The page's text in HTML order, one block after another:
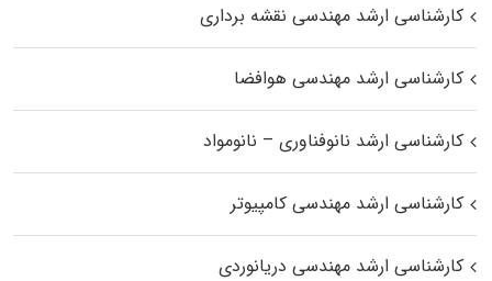
کارشناسی ارشد مهندسی نقشه برداری
کارشناسی ارشد مهندسی هوافضا
کارشناسی ارشد نانوفناوری – نانومواد
کارشناسی ارشد مهندسی کامپیوتر
کارشناسی ارشد مهندسی دریانوردی